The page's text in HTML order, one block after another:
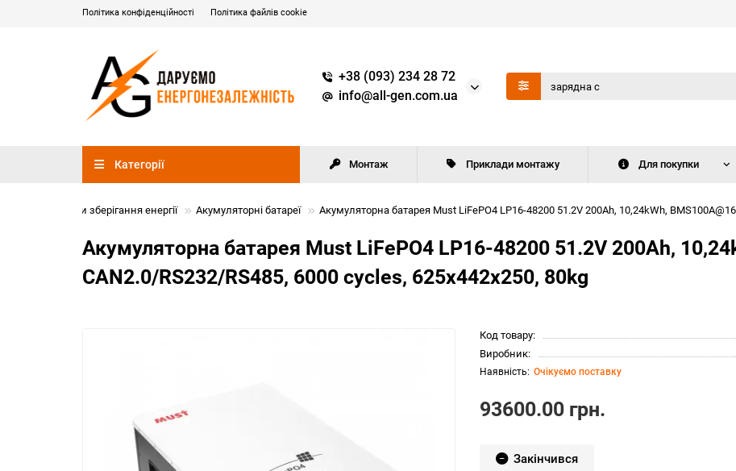
Політика конфіденційності Політика файлів cookie
+38 (093) 234 28 72
info@all-gen.com.ua
Категорії Монтаж Приклади монтажу Для покупки
Системи зберігання енергії Акумуляторні батареї Акумуляторна батарея Must LiFePO4 LP16-48200 51.2V 200Ah, 10,24kWh,
Акумуляторна батарея Must LiFePO4 LP16-48200 51.2V 200Ah,
CAN2.0/RS232/RS485, 6000 cycles, 625x442x250, 80kg
Код товару:
Виробник:
Очікуємо поставку
93600.00 грн.
Закінчився